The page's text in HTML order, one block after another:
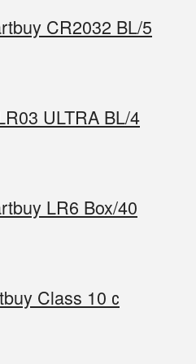
CR2032 BL/5
ULTRA BL/4
LR6 Box/40
Class 10 с